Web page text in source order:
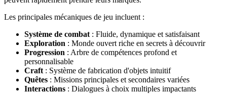
Les principales mécaniques de jeu incluent :
Système de combat : Fluide, dynamique et satisfaisant
Exploration : Monde ouvert riche en secrets à découvrir
Progression : Arbre de compétences profond et
personnalisable
Craft : Système de fabrication d'objets intuitif
Quêtes : Missions principales et secondaires variées
Interactions : Dialogues à choix multiples impactants